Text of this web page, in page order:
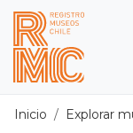
Contenido principal
Inicio Explorar